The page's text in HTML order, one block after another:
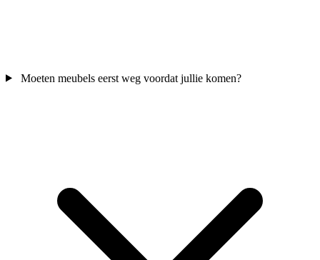
Moeten meubels eerst weg voordat jullie komen?